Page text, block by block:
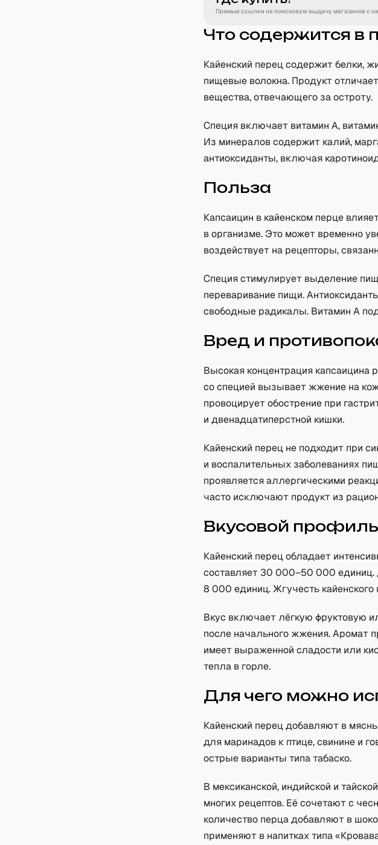
Прямые ссылки на поисковую выдачу магазинов с
Что содержится в
Кайенский перец содержит белки,
пищевые волокна. Продукт
вещества, отвечающего за остроту.
Специя включает витамин A,
Из минералов содержит калий,
антиоксиданты, включая
Польза
Капсаицин в кайенском перце
в организме. Это может временно
воздействует на рецепторы,
Специя стимулирует выделение
переваривание пищи.
свободные радикалы. Витамин A
Вред и
Высокая концентрация капсаицина
со специей вызывает жжение на
провоцирует обострение при
и двенадцатиперстной кишки.
Кайенский перец не подходит при
и воспалительных заболеваниях
проявляется аллергическими
часто исключают продукт из
Вкусовой профиль
Кайенский перец обладает
составляет 30 000–50 000 единиц.
8 000 единиц. Жгучесть
Вкус включает лёгкую фруктовую
после начального жжения. Аромат
имеет выраженной сладости или
тепла в горле.
Для чего можно
Кайенский перец добавляют в
для маринадов к птице, свинине и
острые варианты типа табаско.
В мексиканской, индийской и
многих рецептов. Её сочетают с
количество перца добавляют в
применяют в напитках типа